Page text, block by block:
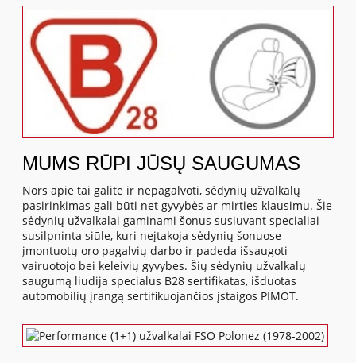
MUMS RŪPI JŪSŲ SAUGUMAS
Nors apie tai galite ir nepagalvoti, sėdynių užvalkalų
pasirinkimas gali būti net gyvybės ar mirties klausimu. Šie
sėdynių užvalkalai gaminami šonus susiuvant specialiai
susilpninta siūle, kuri neįtakoja sėdynių šonuose
įmontuotų oro pagalvių darbo ir padeda išsaugoti
vairuotojo bei keleivių gyvybes. Šių sėdynių užvalkalų
saugumą liudija specialus B28 sertifikatas, išduotas
automobilių įrangą sertifikuojančios įstaigos PIMOT.